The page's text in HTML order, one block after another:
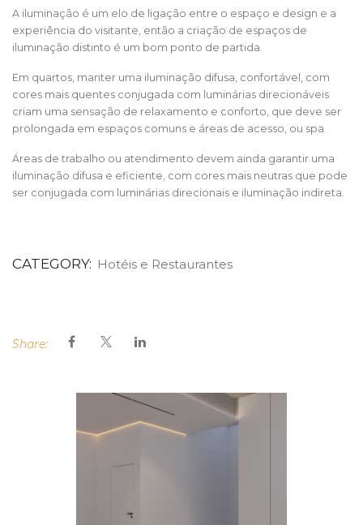
A iluminação é um elo de ligação entre o espaço e design e a
experiência do visitante, então a criação de espaços de
iluminação distinto é um bom ponto de partida.
Em quartos, manter uma iluminação difusa, confortável, com
cores mais quentes conjugada com luminárias direcionáveis
criam uma sensação de relaxamento e conforto, que deve ser
prolongada em espaços comuns e áreas de acesso, ou spa.
Áreas de trabalho ou atendimento devem ainda garantir uma
iluminação difusa e eficiente, com cores mais neutras que pode
ser conjugada com luminárias direcionais e iluminação indireta.
CATEGORY: Hotéis e Restaurantes
Share: